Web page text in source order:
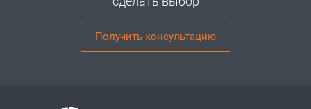
Получить консультацию